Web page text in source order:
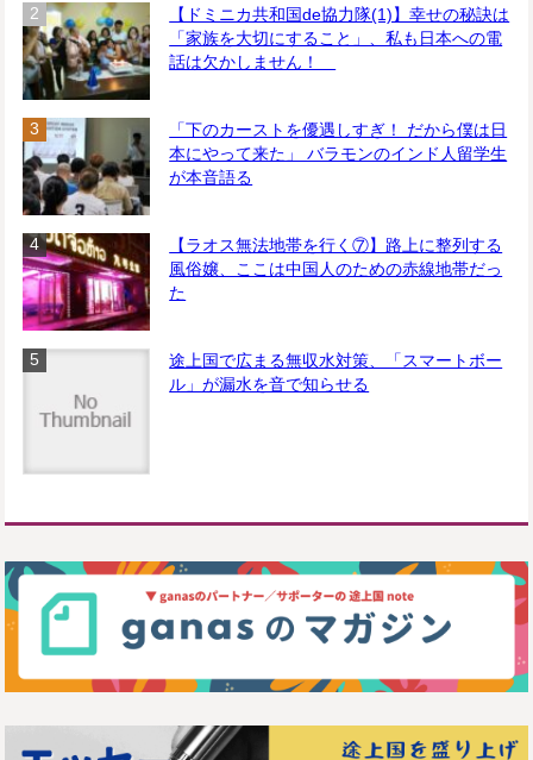
【ドミニカ共和国de協力隊(1)】幸せの秘訣は
「家族を大切にすること」、私も日本への電
話は欠かしません！
「下のカーストを優遇しすぎ！ だから僕は日
本にやって来た」 バラモンのインド人留学生
が本音語る
【ラオス無法地帯を行く⑦】路上に整列する
風俗嬢、ここは中国人のための赤線地帯だっ
た
途上国で広まる無収水対策、「スマートボー
ル」が漏水を音で知らせる